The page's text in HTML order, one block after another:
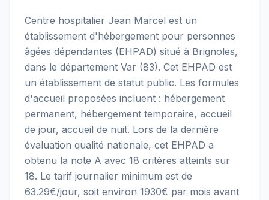
Centre hospitalier Jean Marcel est un
établissement d'hébergement pour personnes
âgées dépendantes (EHPAD) situé à Brignoles,
dans le département Var (83). Cet EHPAD est
un établissement de statut public. Les formules
d'accueil proposées incluent : hébergement
permanent, hébergement temporaire, accueil
de jour, accueil de nuit. Lors de la dernière
évaluation qualité nationale, cet EHPAD a
obtenu la note A avec 18 critères atteints sur
18. Le tarif journalier minimum est de
63.29€/jour, soit environ 1930€ par mois avant